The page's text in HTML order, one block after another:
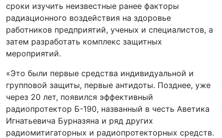
сроки изучить неизвестные ранее факторы
радиационного воздействия на здоровье
работников предприятий, ученых и специалистов, а
затем разработать комплекс защитных
мероприятий.
«Это были первые средства индивидуальной и
групповой защиты, первые антидоты. Позднее, уже
через 20 лет, появился эффективный
радиопротектор Б-190, названный в честь Аветика
Игнатьевича Бурназяна и ряд других
радиомитигаторных и радиопротекторных средств.